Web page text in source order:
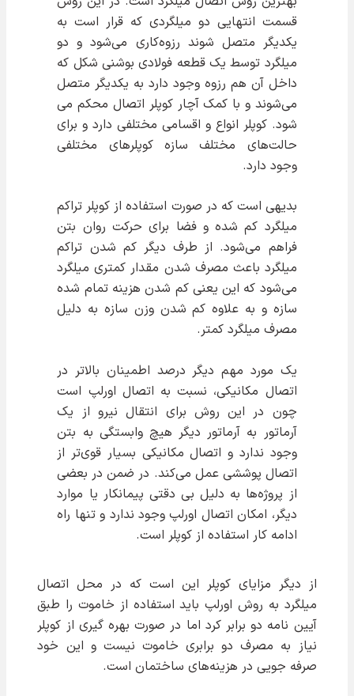
قسمت انتهایی دو میلگردی که قرار است به
یکدیگر متصل شوند رزوه‌کاری می‌شود و دو
میلگرد توسط یک قطعه فولادی بوشنی شکل که
داخل آن هم رزوه وجود دارد به یکدیگر متصل
می‌شوند و با کمک آچار کوپلر اتصال محکم می
شود. کوپلر انواع و اقسامی مختلفی دارد و برای
حالت‌های مختلف سازه کوپلرهای مختلفی
وجود دارد.
بدیهی است که در صورت استفاده از کوپلر تراکم
میلگرد کم شده و فضا برای حرکت روان بتن
فراهم می‌شود. از طرف دیگر کم شدن تراکم
میلگرد باعث مصرف شدن مقدار کمتری میلگرد
می‌شود که این یعنی کم شدن هزینه تمام شده
سازه و به علاوه کم شدن وزن سازه به دلیل
مصرف میلگرد کمتر.
یک مورد مهم دیگر درصد اطمینان بالاتر در
اتصال مکانیکی، نسبت به اتصال اورلپ است
چون در این روش برای انتقال نیرو از یک
آرماتور به آرماتور دیگر هیچ وابستگی به بتن
وجود ندارد و اتصال مکانیکی بسیار قوی‌تر از
اتصال پوششی عمل می‌کند. در ضمن در بعضی
از پروژه‌ها به دلیل بی دقتی پیمانکار یا موارد
دیگر، امکان اتصال اورلپ وجود ندارد و تنها راه
ادامه کار استفاده از کوپلر است.
از دیگر مزایای کوپلر این است که در محل اتصال
میلگرد به روش اورلپ باید استفاده از خاموت را طبق
آیین نامه دو برابر کرد اما در صورت بهره گیری از کوپلر
نیاز به مصرف دو برابری خاموت نیست و این خود
صرفه جویی در هزینه‌های ساختمان است.